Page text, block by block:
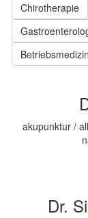
Chirotherapie
Betriebsmedizin
akupunktur /
Dr.